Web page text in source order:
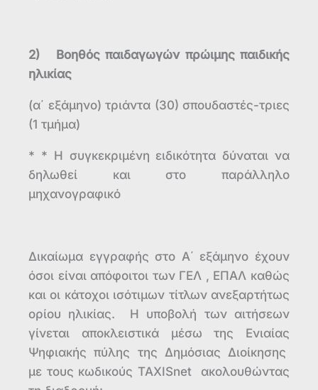
2) Βοηθός παιδαγωγών πρώιμης παιδικής
ηλικίας
(α΄ εξάμηνο) τριάντα (30) σπουδαστές-τριες
(1 τμήμα)
* * Η συγκεκριμένη ειδικότητα δύναται να
δηλωθεί και στο παράλληλο
μηχανογραφικό
Δικαίωμα εγγραφής στο Α΄ εξάμηνο έχουν
όσοι είναι απόφοιτοι των ΓΕΛ , ΕΠΑΛ καθώς
και οι κάτοχοι ισότιμων τίτλων ανεξαρτήτως
ορίου ηλικίας. Η υποβολή των αιτήσεων
γίνεται αποκλειστικά μέσω της Ενιαίας
Ψηφιακής πύλης της Δημόσιας Διοίκησης
με τους κωδικούς TAXISnet ακολουθώντας